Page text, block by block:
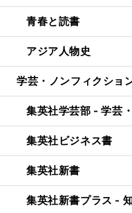
青春と読書
アジア人物史
学芸・ノンフィクショ
集英社学芸部 - 学芸
集英社ビジネス書
集英社新書
集英社新書プラス -